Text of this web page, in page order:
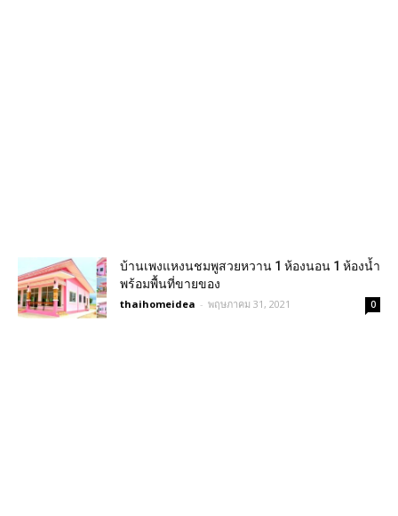
บ้านเพงแหงนชมพูสวยหวาน 1 ห้องนอน 1 ห้องน้ำ
พร้อมพื้นที่ขายของ
thaihomeidea - พฤษภาคม 31, 2021 0